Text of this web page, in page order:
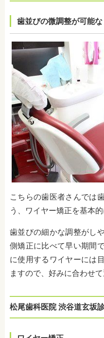
歯並びの微調整が可能な
こちらの歯医者さんでは
う、ワイヤー矯正を基本的
歯並びの細かな調整がし
側矯正に比べて早い期間
に使用するワイヤーには
ますので、好みに合わせ
松尾歯科医院 渋谷道玄坂